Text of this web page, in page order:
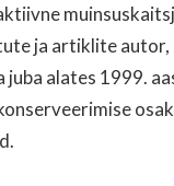
ja artiklite autor,
juba alates 1999.